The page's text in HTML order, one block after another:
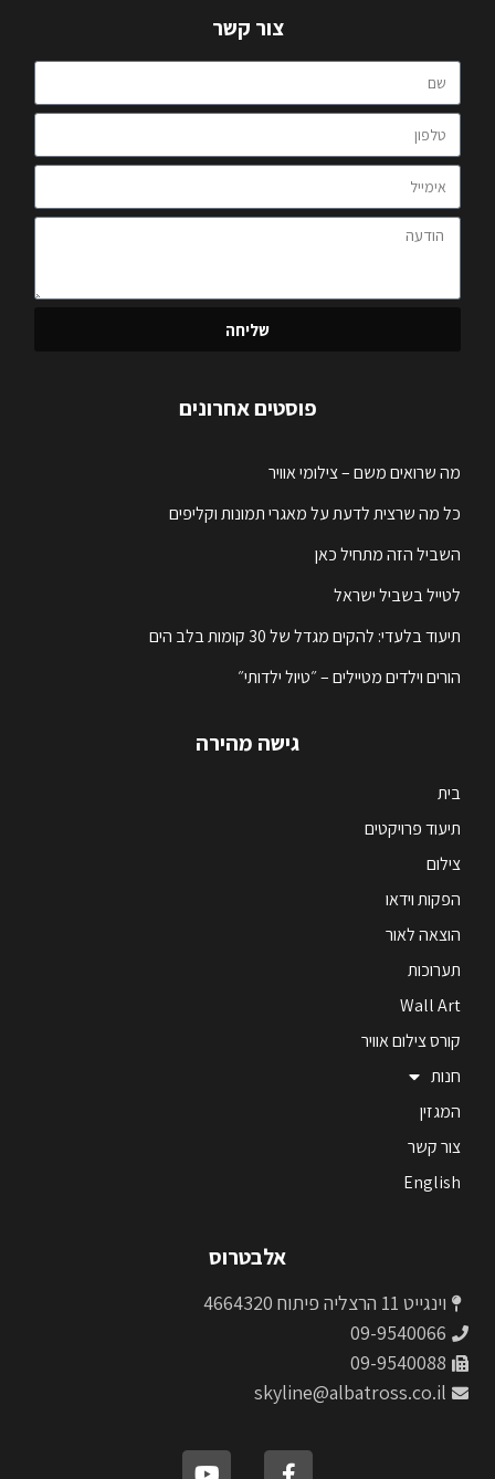
צור קשר
שליחה
פוסטים אחרונים
מה שרואים משם – צילומי אוויר
כל מה שרצית לדעת על מאגרי תמונות וקליפים
השביל הזה מתחיל כאן
לטייל בשביל ישראל
תיעוד בלעדי: להקים מגדל של 30 קומות בלב הים
הורים וילדים מטיילים – ״טיול ילדותי״
גישה מהירה
בית
תיעוד פרויקטים
צילום
הפקות וידאו
הוצאה לאור
תערוכות
Wall Art
קורס צילום אוויר
חנות
המגזין
צור קשר
English
אלבטרוס
וינגייט 11 הרצליה פיתוח 4664320
09-9540066
09-9540088
skyline@albatross.co.il